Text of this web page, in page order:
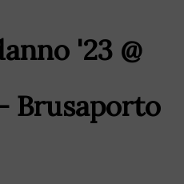
'23 @
Brusaporto